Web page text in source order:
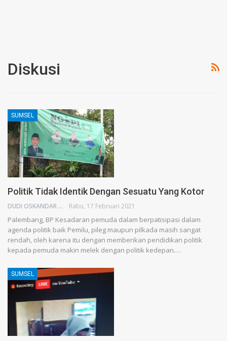
Diskusi
SUMSEL
Politik Tidak Identik Dengan Sesuatu Yang Kotor
DUDI OSKANDAR Rabu, 17 Februari 2021
Palembang, BP Kesadaran pemuda dalam berpatisipasi dalam
agenda politik baik Pemilu, pileg maupun pilkada masih sangat
rendah, oleh karena itu dengan memberikan pendidikan politik
kepada pemuda makin melek dengan politik kedepan.…
SUMSEL